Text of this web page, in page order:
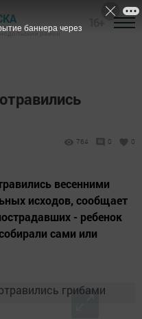
район
764 0 0
весенними
исходов, сообщает
- ребенок
сами или
баннера через